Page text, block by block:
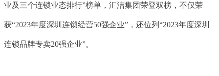
业及三个连锁业态排行”榜单，汇洁集团荣登双榜，不仅荣
获“2023年度深圳连锁经营50强企业”，还位列“2023年度深圳
连锁品牌专卖20强企业”。